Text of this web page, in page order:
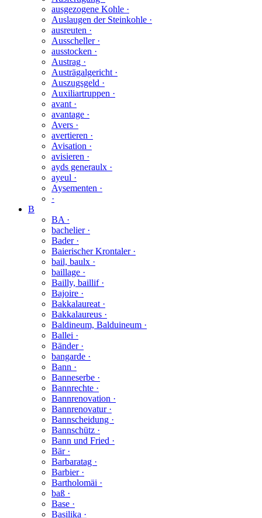
ausgezogene Kohle ·
Auslaugen der Steinkohle ·
ausreuten ·
Ausscheller ·
ausstocken ·
Austrag ·
Austrägalgericht ·
Auszugsgeld ·
Auxiliartruppen ·
avant ·
avantage ·
Avers ·
avertieren ·
Avisation ·
avisieren ·
ayds generaulx ·
ayeul ·
Aysementen ·
·
B
BA ·
bachelier ·
Bader ·
Baierischer Krontaler ·
bail, baulx ·
baillage ·
Bailly, baillif ·
Bajoire ·
Bakkalaureat ·
Bakkalaureus ·
Baldineum, Balduineum ·
Ballei ·
Bänder ·
bangarde ·
Bann ·
Banneserbe ·
Bannrechte ·
Bannrenovation ·
Bannrenovatur ·
Bannscheidung ·
Bannschütz ·
Bann und Fried ·
Bär ·
Barbaratag ·
Barbier ·
Bartholomäi ·
baß ·
Base ·
Basilika ·